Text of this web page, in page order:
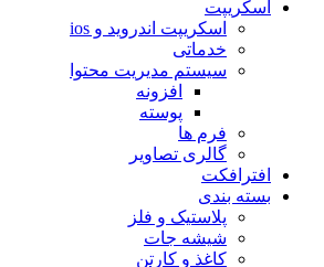
اسکریپت
اسکریپت اندروید و ios
خدماتی
سیستم مدیریت محتوا
افزونه
پوسته
فرم ها
گالری تصاویر
افترافکت
بسته بندی
پلاستیک و فلز
شیشه جات
کاغذ و کارتن